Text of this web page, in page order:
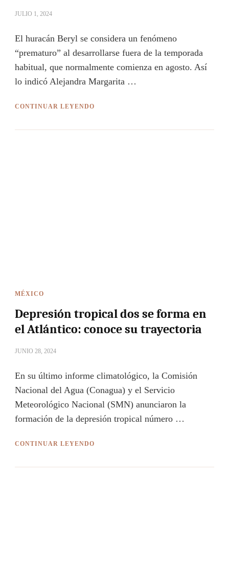
JULIO 1, 2024
El huracán Beryl se considera un fenómeno
“prematuro” al desarrollarse fuera de la temporada
habitual, que normalmente comienza en agosto. Así
lo indicó Alejandra Margarita …
CONTINUAR LEYENDO
MÉXICO
Depresión tropical dos se forma en
el Atlántico: conoce su trayectoria
JUNIO 28, 2024
En su último informe climatológico, la Comisión
Nacional del Agua (Conagua) y el Servicio
Meteorológico Nacional (SMN) anunciaron la
formación de la depresión tropical número …
CONTINUAR LEYENDO